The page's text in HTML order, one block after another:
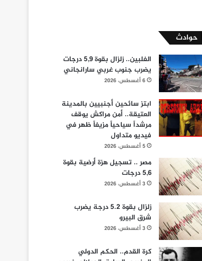
حوادث
الفلبين.. زلزال بقوة 5,9 درجات
يضرب جنوب غربي سارانجاني
6 أغسطس، 2026
ابتز سائحين أجنبيين بالمدينة
العتيقة.. أمن مراكش يوقف
مرشداً سياحياً مزيفاً ظهر في
فيديو متداول
5 أغسطس، 2026
مصر .. تسجيل هزة أرضية بقوة
5,6 درجات
3 أغسطس، 2026
زلزال بقوة 5.2 درجة يضرب
شرق البيرو
3 أغسطس، 2026
كرة القدم.. الحكم الدولي